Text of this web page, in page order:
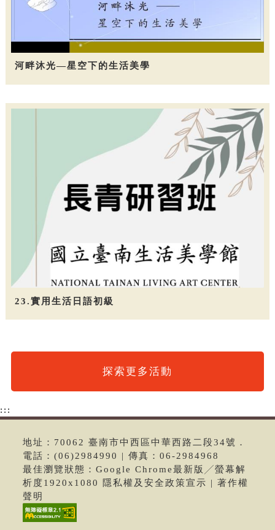
河畔沐光—星空下的生活美學
23.實用生活日語初級
探索更多活動
:::
地址：70062 臺南市中西區中華西路二段34號．
電話：(06)2984990 | 傳真：06-2984968
最佳瀏覽狀態：Google Chrome最新版╱螢幕解
析度1920x1080 隱私權及安全政策宣示 | 著作權
聲明